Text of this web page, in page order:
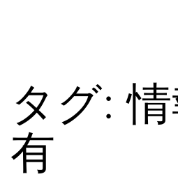
ス
カ
移
民・
ビ
タグ:
有